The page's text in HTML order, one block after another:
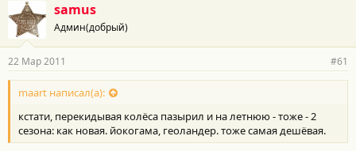
о
р
т
е
м
ы
а
н
а
л
а
samus
Админ(добрый)
22 Мар 2011 #61
maart написал(а):
кстати, перекидывая колёса пазырил и на летнюю - тоже - 2
сезона: как новая. йокогама, геоландер. тоже самая дешёвая.